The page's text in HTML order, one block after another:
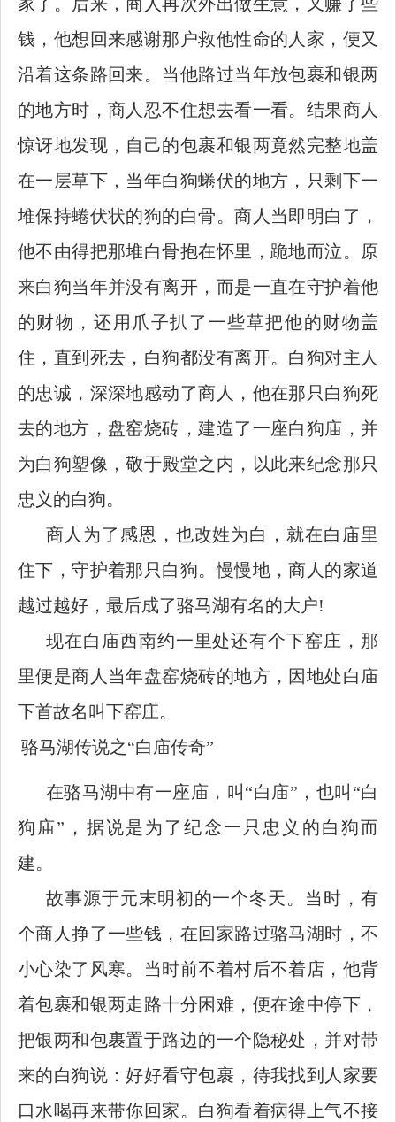
钱，他想回来感谢那户救他性命的人家，便又
沿着这条路回来。当他路过当年放包裹和银两
的地方时，商人忍不住想去看一看。结果商人
惊讶地发现，自己的包裹和银两竟然完整地盖
在一层草下，当年白狗蜷伏的地方，只剩下一
堆保持蜷伏状的狗的白骨。商人当即明白了，
他不由得把那堆白骨抱在怀里，跪地而泣。原
来白狗当年并没有离开，而是一直在守护着他
的财物，还用爪子扒了一些草把他的财物盖
住，直到死去，白狗都没有离开。白狗对主人
的忠诚，深深地感动了商人，他在那只白狗死
去的地方，盘窑烧砖，建造了一座白狗庙，并
为白狗塑像，敬于殿堂之内，以此来纪念那只
忠义的白狗。
商人为了感恩，也改姓为白，就在白庙里
住下，守护着那只白狗。慢慢地，商人的家道
越过越好，最后成了骆马湖有名的大户!
现在白庙西南约一里处还有个下窑庄，那
里便是商人当年盘窑烧砖的地方，因地处白庙
下首故名叫下窑庄。
骆马湖传说之“白庙传奇”
在骆马湖中有一座庙，叫 “白庙”，也叫“白
狗庙”，据说是为了纪念一只忠义的白狗而
建。
故事源于元末明初的一个冬天。当时，有
个商人挣了一些钱，在回家路过骆马湖时，不
小心染了风寒。当时前不着村后不着店，他背
着包裹和银两走路十分困难，便在途中停下，
把银两和包裹置于路边的一个隐秘处，并对带
来的白狗说：好好看守包裹，待我找到人家要
口水喝再来带你回家。白狗看着病得上气不接